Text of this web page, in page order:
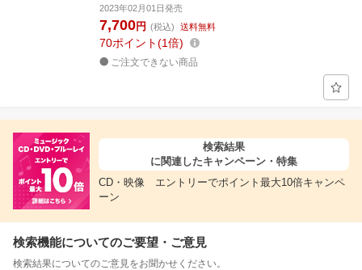
2023年02月01日発売
7,700円 (税込) 送料無料
70ポイント 1倍
ご注文できない商品
検索結果
に関連したキャンペーン・特集
CD・映像 エントリーでポイント最大10倍キャンペ
ーン
検索機能についてのご要望・ご意見
検索結果についてのご意見をお聞かせください。